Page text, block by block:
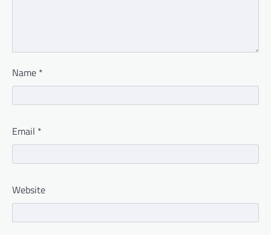
Name *
Email *
Website